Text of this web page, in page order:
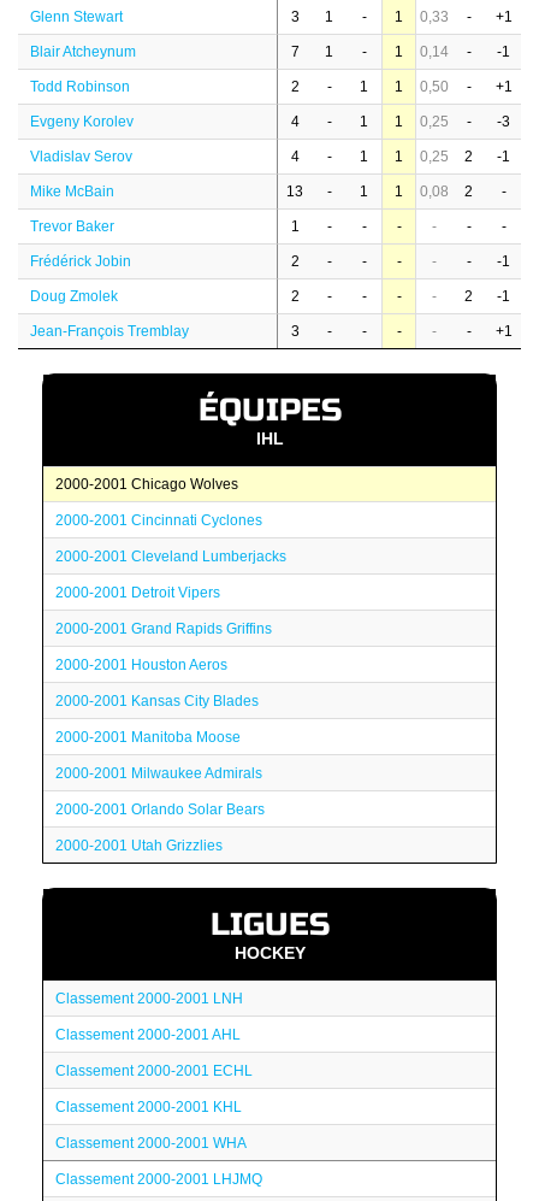
Glenn Stewart 3 1 - 1 0,33 - +1
Blair Atcheynum 7 1 - 1 0,14 - -1
Todd Robinson 2 - 1 1 0,50 - +1
Evgeny Korolev 4 - 1 1 0,25 - -3
Vladislav Serov 4 - 1 1 0,25 2 -1
Mike McBain 13 - 1 1 0,08 2 -
Trevor Baker 1 - - - - - -
Frédérick Jobin 2 - - - - - -1
Doug Zmolek 2 - - - - 2 -1
Jean-François Tremblay 3 - - - - - +1
ÉQUIPES
IHL
2000-2001 Chicago Wolves
2000-2001 Cincinnati Cyclones
2000-2001 Cleveland Lumberjacks
2000-2001 Detroit Vipers
2000-2001 Grand Rapids Griffins
2000-2001 Houston Aeros
2000-2001 Kansas City Blades
2000-2001 Manitoba Moose
2000-2001 Milwaukee Admirals
2000-2001 Orlando Solar Bears
2000-2001 Utah Grizzlies
LIGUES
HOCKEY
Classement 2000-2001 LNH
Classement 2000-2001 AHL
Classement 2000-2001 ECHL
Classement 2000-2001 KHL
Classement 2000-2001 WHA
Classement 2000-2001 LHJMQ